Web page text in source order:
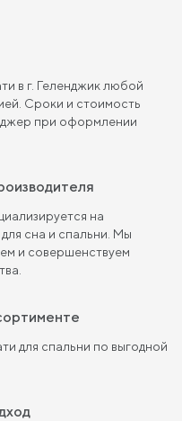
шириной 120 см
шириной 160 см
длиной 190 см
см
в г. Геленджик любой
Сроки и стоимость
при оформлении
на
сна и спальни. Мы
и совершенствуем
для спальни по выгодной